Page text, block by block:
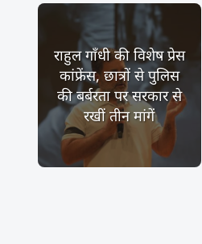
राहुल गाँधी की विशेष प्रेस
कांफ्रेंस, छात्रों से पुलिस
की बर्बरता पर सरकार से
रखीं तीन मांगें